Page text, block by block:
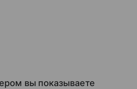
вы показываете